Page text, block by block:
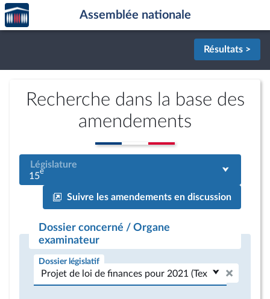
Aller au contenu
Aller en bas de la page
Accèder
à la
page
Assemblée nationale
Résultats >
Recherche dans la base des
amendements
Législature
15e
Suivre les amendements en discussion
Dossier concerné / Organe
examinateur
Dossier législatif